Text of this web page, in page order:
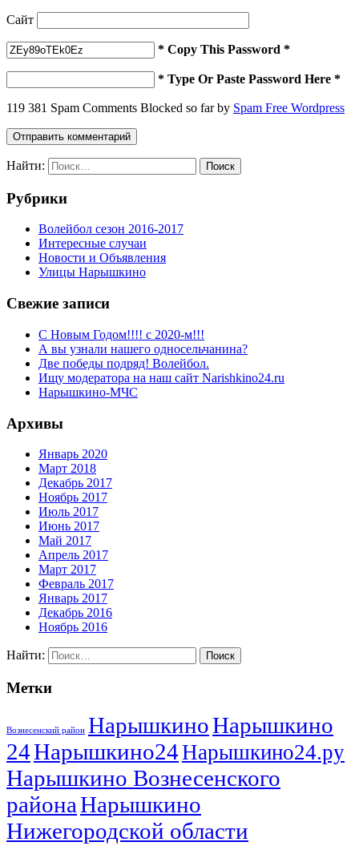
Сайт
* Copy This Password *
* Type Or Paste Password Here *
119 381 Spam Comments Blocked so far by Spam Free Wordpress
Найти:
Рубрики
Волейбол сезон 2016-2017
Интересные случаи
Новости и Объявления
Улицы Нарышкино
Свежие записи
С Новым Годом!!!! с 2020-м!!!
А вы узнали нашего односельчанина?
Две победы подряд! Волейбол.
Ищу модератора на наш сайт Narishkino24.ru
Нарышкино-МЧС
Архивы
Январь 2020
Март 2018
Декабрь 2017
Ноябрь 2017
Июль 2017
Июнь 2017
Май 2017
Апрель 2017
Март 2017
Февраль 2017
Январь 2017
Декабрь 2016
Ноябрь 2016
Найти:
Метки
Вознесенский район НарышкиноНарышкино
24Нарышкино24Нарышкино24.ру
Нарышкино Вознесенского
районаНарышкино
Нижегородской области